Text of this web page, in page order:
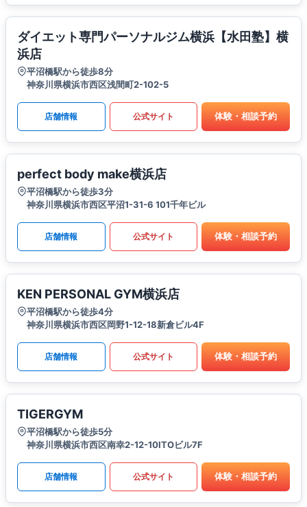
ダイエット専門パーソナルジム横浜【水田塾】横
浜店
平沼橋駅から徒歩8分
神奈川県横浜市西区浅間町2-102-5
店舗情報 公式サイト 体験・相談予約
perfect body make横浜店
平沼橋駅から徒歩3分
神奈川県横浜市西区平沼1-31-6 101千年ビル
店舗情報 公式サイト 体験・相談予約
KEN PERSONAL GYM横浜店
平沼橋駅から徒歩4分
神奈川県横浜市西区岡野1-12-18新倉ビル4F
店舗情報 公式サイト 体験・相談予約
TIGERGYM
平沼橋駅から徒歩5分
神奈川県横浜市西区南幸2-12-10ITOビル7F
店舗情報 公式サイト 体験・相談予約